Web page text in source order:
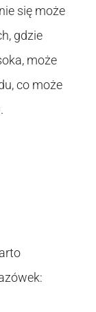
się może
gdzie
może
co może